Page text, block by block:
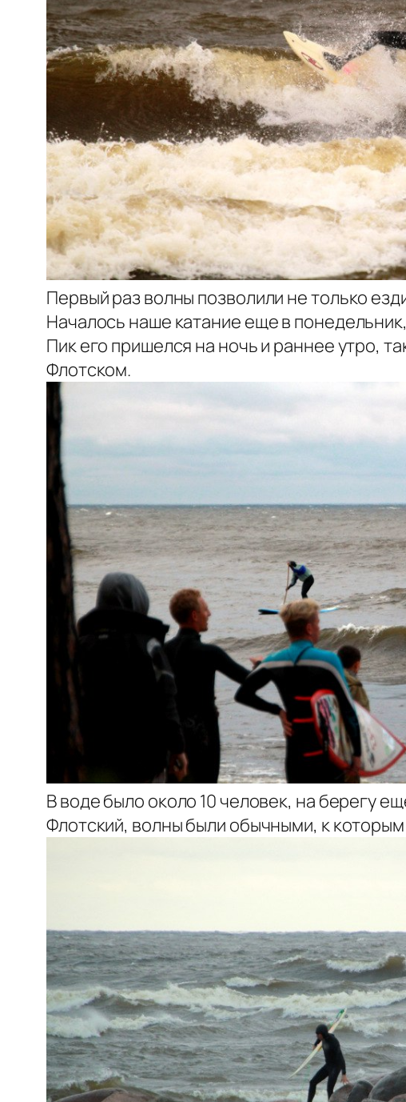
Первый раз волны позволили не только
Началось наше катание еще в
Пик его пришелся на ночь и раннее утро,
Флотском.
В воде было около 10 человек, на берегу
Флотский, волны были обычными, к